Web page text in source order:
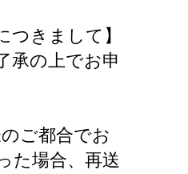
つきまして】
承の上でお申
ご都合でお
た場合、再送